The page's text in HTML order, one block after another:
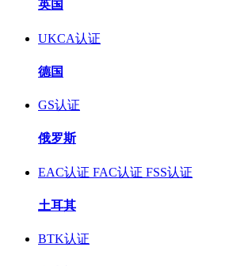
英国
UKCA认证
德国
GS认证
俄罗斯
EAC认证 FAC认证 FSS认证
土耳其
BTK认证